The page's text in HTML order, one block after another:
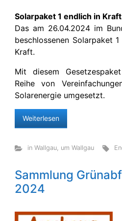
Solarpaket 1 endlich in
Das am 26.04.2024 im
beschlossenen Solarpaket
Kraft.
Mit diesem
Reihe von
Solarenergie umgesetzt.
Weiterlesen
in Wallgau, um Wallgau
Sammlung
2024